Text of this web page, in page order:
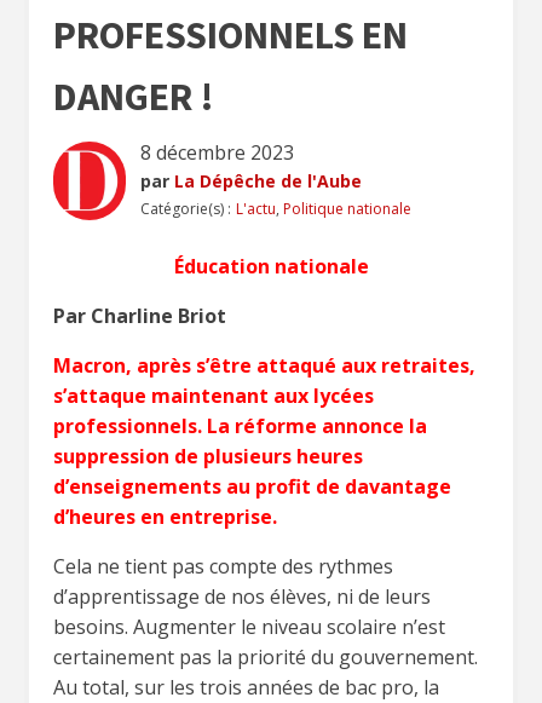
PROFESSIONNELS EN
DANGER !
8 décembre 2023
par La Dépêche de l'Aube
Catégorie(s) : L'actu, Politique nationale
Éducation nationale
Par Charline Briot
Macron, après s’être attaqué aux retraites,
s’attaque maintenant aux lycées
professionnels. La réforme annonce la
suppression de plusieurs heures
d’enseignements au profit de davantage
d’heures en entreprise.
Cela ne tient pas compte des rythmes
d’apprentissage de nos élèves, ni de leurs
besoins. Augmenter le niveau scolaire n’est
certainement pas la priorité du gouvernement.
Au total, sur les trois années de bac pro, la